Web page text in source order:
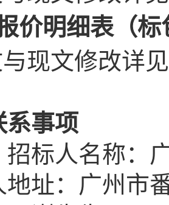
价明细表（标
现文修改详
系事项
招标人名称：
址： 广州市